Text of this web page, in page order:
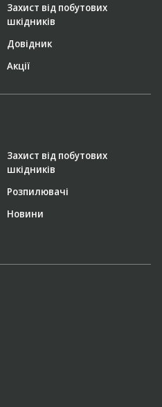
Захист від побутових
шкідників
Довідник
Акції
Захист від побутових
шкідників
Розпилювачі
Новини